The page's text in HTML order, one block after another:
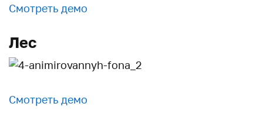
Смотреть демо
Лес
Смотреть демо